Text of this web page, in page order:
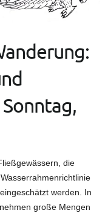
die
werden. In
große Mengen